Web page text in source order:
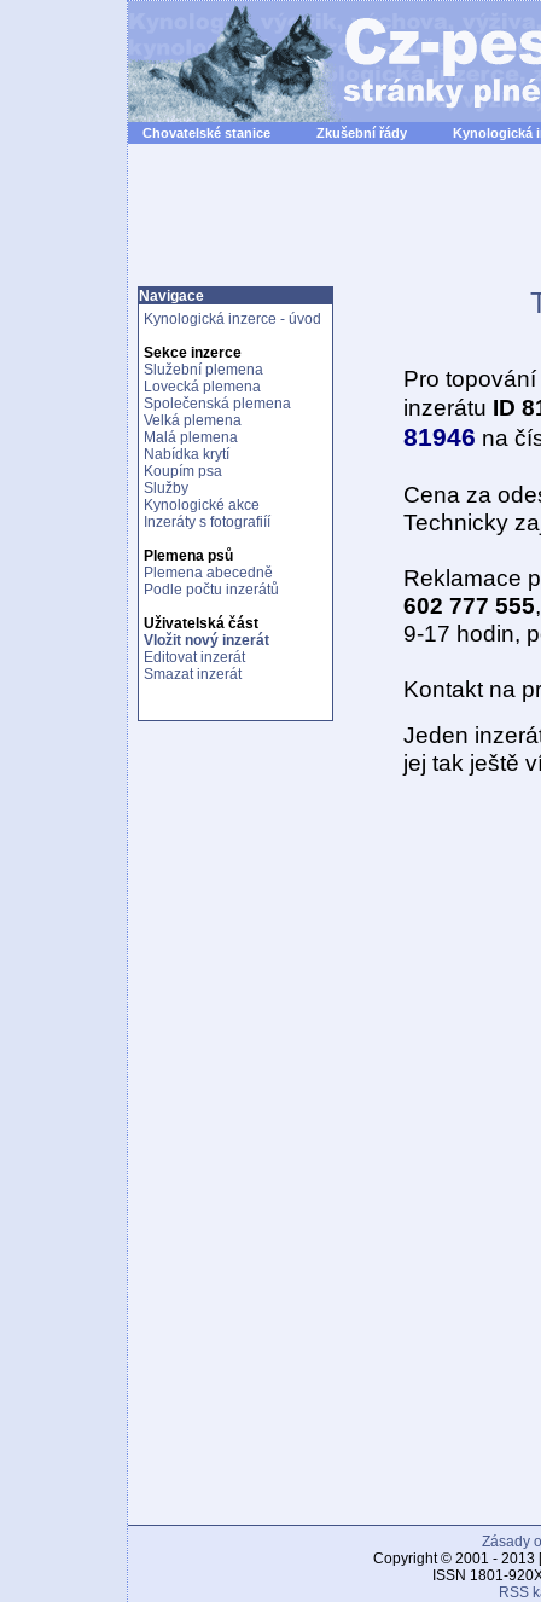
Chovatelské stanice Zkušební řády Kynologická
Navigace
Kynologická inzerce - úvod
Sekce inzerce
Služební plemena
Lovecká plemena
Společenská plemena
Velká plemena
Malá plemena
Nabídka krytí
Koupím psa
Služby
Kynologické akce
Inzeráty s fotografiíí
Plemena psů
Plemena abecedně
Podle počtu inzerátů
Uživatelská část
Vložit nový inzerát
Editovat inzerát
Smazat inzerát
Pro
inzerátu ID
81946 na
Cena za
Technicky
Reklamace
602 777 555,
9-17 hodin,
Kontakt na
Jeden
jej tak ještě
Zásady
Copyright © 2001 - 2013
ISSN 1801-
RSS